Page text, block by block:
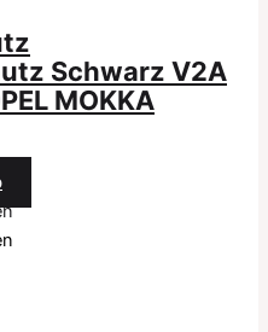
Schwarz V2A
MOKKA